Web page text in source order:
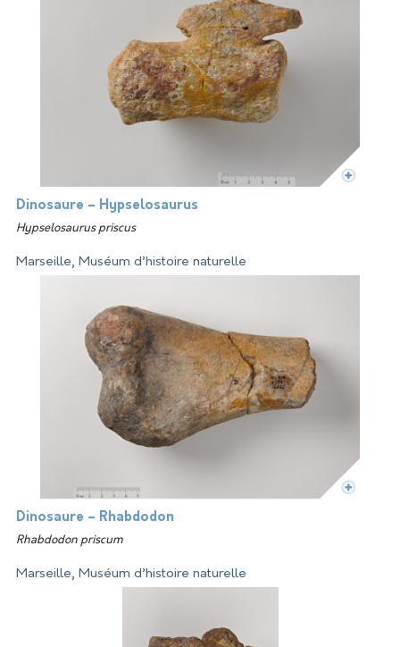
Dinosaure – Hypselosaurus
Hypselosaurus priscus
Marseille, Muséum d’histoire naturelle
Dinosaure – Rhabdodon
Rhabdodon priscum
Marseille, Muséum d’histoire naturelle